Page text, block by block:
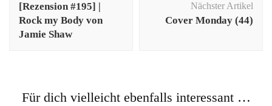
[Rezension #195] |
Rock my Body von
Jamie Shaw
Nächster Artikel
Cover Monday (44)
Für dich vielleicht ebenfalls interessant …